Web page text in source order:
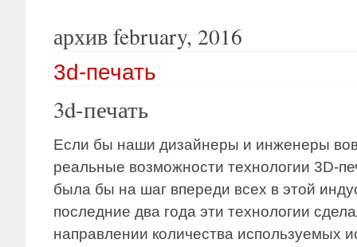
архив february, 2016
3d-печать
3d-печать
Если бы наши дизайнеры и инженеры
реальные возможности технологии 3D-
была бы на шаг впереди всех в этой
последние два года эти технологии
направлении количества используемых